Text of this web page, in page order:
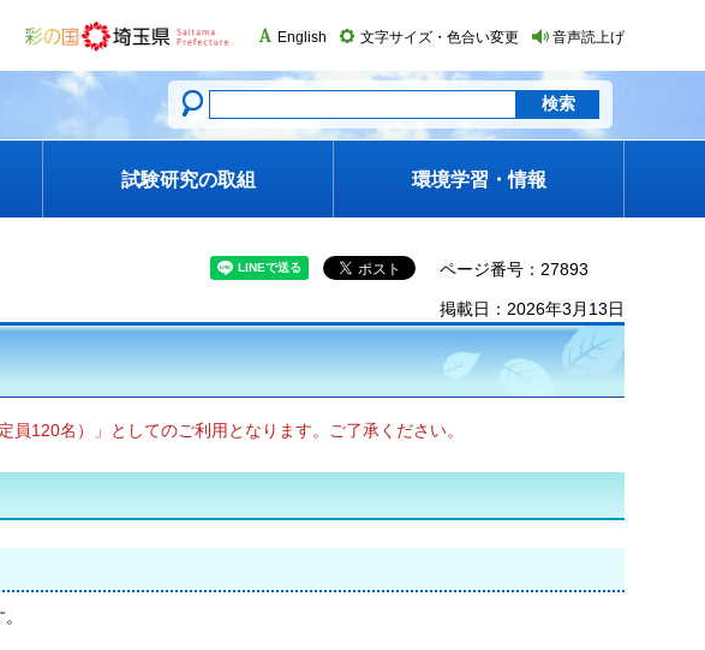
English 文字サイズ・色合い変更 音声読上げ
試験研究の取組 環境学習・情報
ページ番号：27893
掲載日：2026年3月13日
120名）」としてのご利用となります。ご了承ください。